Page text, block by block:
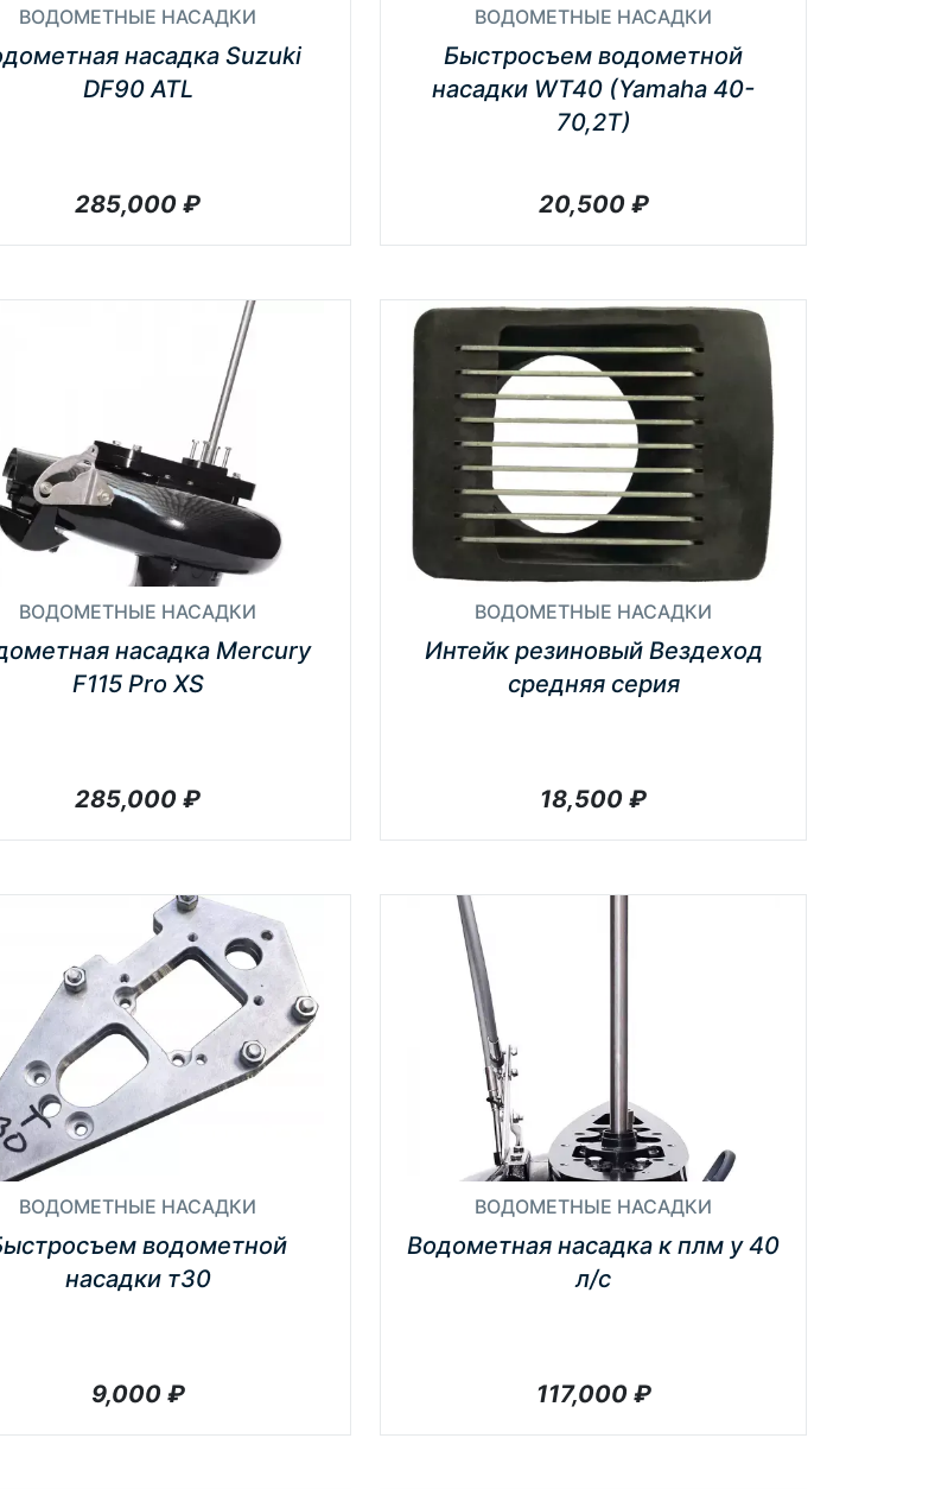
ВОДОМЕТНЫЕ НАСАДКИ
насадка Suzuki
DF90 ATL
285,000 ₽
ВОДОМЕТНЫЕ НАСАДКИ
Быстросъем водометной
насадки WT40 (Yamaha 40-
70,2Т)
20,500₽
ВОДОМЕТНЫЕ НАСАДКИ
насадка Mercury
F115 Pro XS
285,000 ₽
ВОДОМЕТНЫЕ НАСАДКИ
Интейк резиновый Вездеход
средняя серия
18,500 ₽
ВОДОМЕТНЫЕ НАСАДКИ
водометной
насадки т30
9,000₽
ВОДОМЕТНЫЕ НАСАДКИ
Водометная насадка к плм y 40
л/с
117,000₽